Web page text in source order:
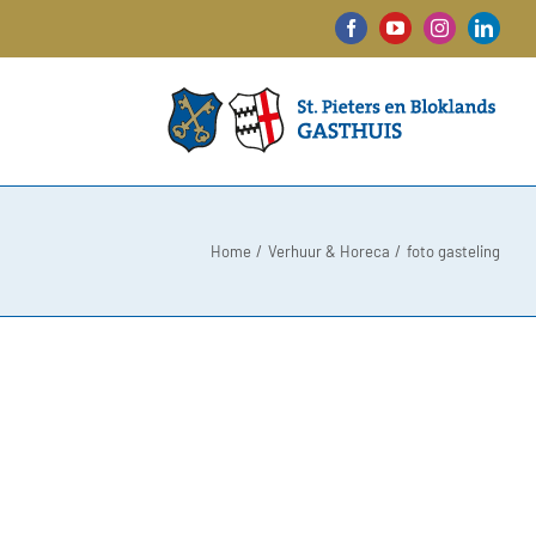
FacebookYouTubeInstagram
Home Verhuur & Horeca foto gasteling